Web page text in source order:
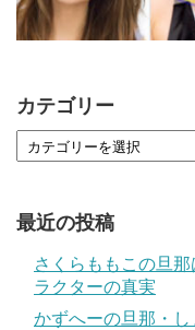
カテゴリー
最近の投稿
さくらももこの旦
ラクターの真実
かずへーの旦那・